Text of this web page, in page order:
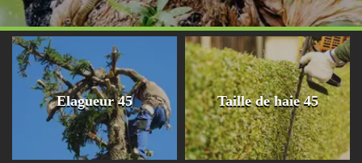
Elagueur 45 Taille de haie 45